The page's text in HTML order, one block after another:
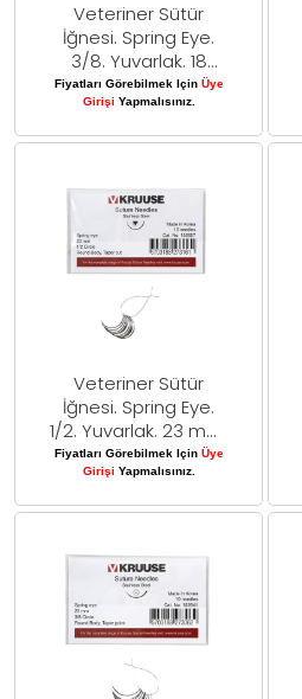
Veteriner Sütür
İğnesi. Spring Eye.
3/8. Yuvarlak. 18
mm. 10/pk
Fiyatları Görebilmek Için Üye
Girişi Yapmalısınız.
Veteriner Sütür
İğnesi. Spring Eye.
1/2. Yuvarlak. 23 mm.
10/pk
Fiyatları Görebilmek Için Üye
Girişi Yapmalısınız.